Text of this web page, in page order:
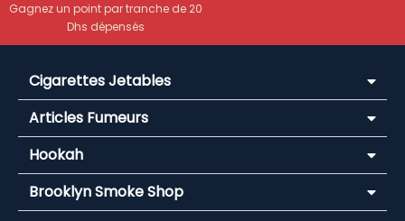
Gagnez un point par tranche de 20
Dhs dépensés
Cigarettes Jetables
Articles Fumeurs
Hookah
Brooklyn Smoke Shop